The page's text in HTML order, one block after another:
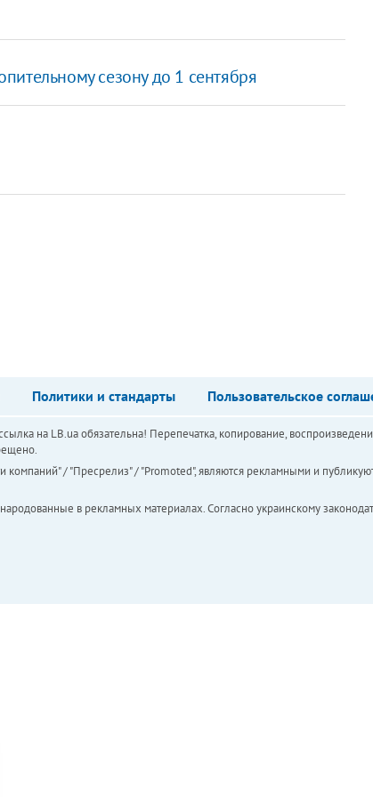
сезону до 1 сентября
Политики и стандарты Пользовательское
на LB.ua обязательна! Перепечатка, копирование,
/ "Пресрелиз" / "Promoted", являются рекламными и
в рекламных материалах. Согласно украинскому